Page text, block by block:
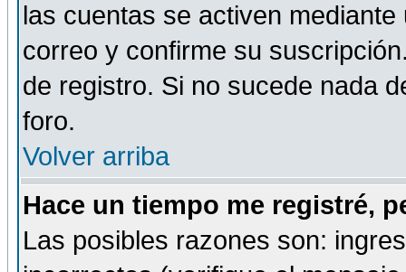
las cuentas se activen
correo y confirme su
de registro. Si no sucede nada
foro.
Volver arriba
Hace un tiempo me registré,
Las posibles razones son: